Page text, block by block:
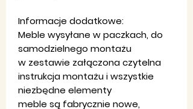
Informacje dodatkowe:
Meble wysyłane w paczkach, do
samodzielnego montażu
w zestawie załączona czytelna
instrukcja montażu i wszystkie
niezbędne elementy
meble są fabrycznie nowe,